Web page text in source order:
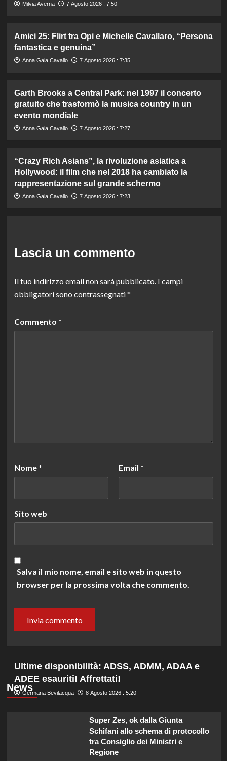
Milvia Averna 7 Agosto 2026 : 7:50
Amici 25: Flirt tra Opi e Michelle Cavallaro, “Persona
fantastica e genuina”
Anna Gaia Cavallo 7 Agosto 2026 : 7:35
Garth Brooks a Central Park: nel 1997 il concerto
gratuito che trasformò la musica country in un
evento mondiale
Anna Gaia Cavallo 7 Agosto 2026 : 7:27
“Crazy Rich Asians”, la rivoluzione asiatica a
Hollywood: il film che nel 2018 ha cambiato la
rappresentazione sul grande schermo
Anna Gaia Cavallo 7 Agosto 2026 : 7:23
Lascia un commento
Il tuo indirizzo email non sarà pubblicato. I campi
obbligatori sono contrassegnati*
Commento *
Nome * Email *
Sito web
Salva il mio nome, email e sito web in questo
browser per la prossima volta che commento.
News
Ultime disponibilità: ADSS, ADMM, ADAA e
ADEE esauriti! Affrettati!
Germana Bevilacqua 8 Agosto 2026 : 5:20
Super Zes, ok dalla Giunta
Schifani allo schema di protocollo
tra Consiglio dei Ministri e
Regione